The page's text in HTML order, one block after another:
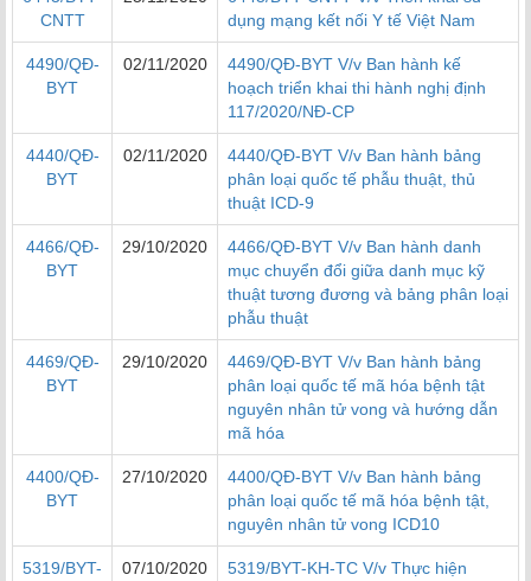
CNTT
dụng mạng kết nối Y tế Việt Nam
4490/QĐ-
BYT
02/11/2020
4490/QĐ-BYT V/v Ban hành kế
hoạch triển khai thi hành nghị định
117/2020/NĐ-CP
4440/QĐ-
BYT
02/11/2020
4440/QĐ-BYT V/v Ban hành bảng
phân loại quốc tế phẫu thuật, thủ
thuật ICD-9
4466/QĐ-
BYT
29/10/2020
4466/QĐ-BYT V/v Ban hành danh
mục chuyển đổi giữa danh mục kỹ
thuật tương đương và bảng phân loại
phẫu thuật
4469/QĐ-
BYT
29/10/2020
4469/QĐ-BYT V/v Ban hành bảng
phân loại quốc tế mã hóa bệnh tật
nguyên nhân tử vong và hướng dẫn
mã hóa
4400/QĐ-
BYT
27/10/2020
4400/QĐ-BYT V/v Ban hành bảng
phân loại quốc tế mã hóa bệnh tật,
nguyên nhân tử vong ICD10
5319/BYT-
07/10/2020
5319/BYT-KH-TC V/v Thực hiện